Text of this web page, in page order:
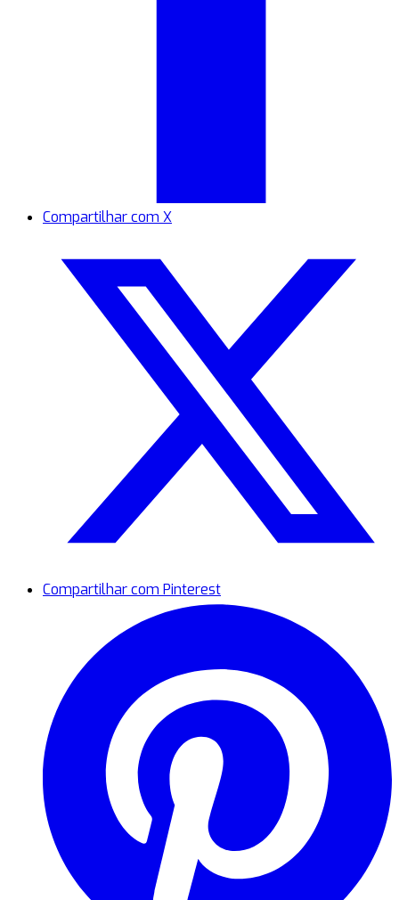
Compartilhar com X
Compartilhar com Pinterest